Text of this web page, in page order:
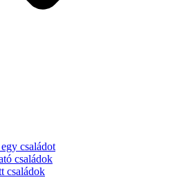
családot
családok
családok